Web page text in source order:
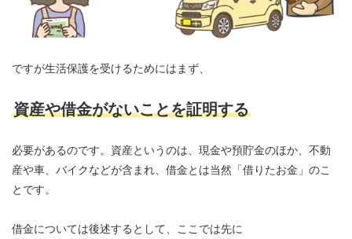
ですが生活保護を受けるためにはまず、
資産や借金がないことを証明する
必要があるのです。資産というのは、現金や預貯金のほか、不動
産や車、バイクなどが含まれ、借金とは当然「借りたお金」のこ
とです。
借金については後述するとして、ここでは先に